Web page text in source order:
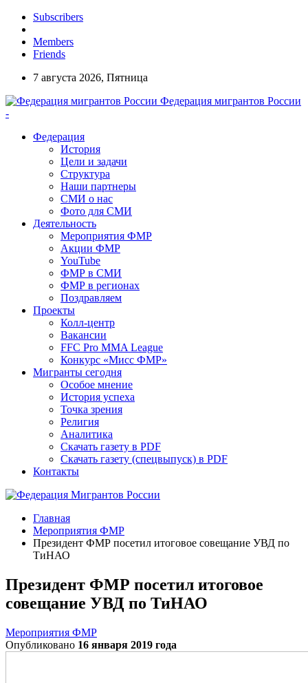
Subscribers
Members
Friends
7 августа 2026, Пятница
Федерация мигрантов России
-
Федерация
История
Цели и задачи
Структура
Наши партнеры
СМИ о нас
Фото для СМИ
Деятельность
Мероприятия ФМР
Акции ФМР
YouTube
ФМР в СМИ
ФМР в регионах
Поздравляем
Проекты
Колл-центр
Вакансии
FFC Pro MMA League
Конкурс «Мисс ФМР»
Мигранты сегодня
Особое мнение
История успеха
Точка зрения
Религия
Аналитика
Скачать газету в PDF
Скачать газету (спецвыпуск) в PDF
Контакты
Главная
Мероприятия ФМР
Президент ФМР посетил итоговое совещание УВД по
ТиНАО
Президент ФМР посетил итоговое
совещание УВД по ТиНАО
Мероприятия ФМР
Опубликовано 16 января 2019 года